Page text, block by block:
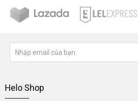
Helo Shop